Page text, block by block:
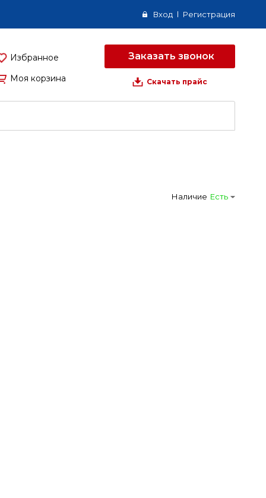
Вход Регистрация
Избранное
Моя корзина
Заказать звонок
Скачать прайс
Наличие Есть